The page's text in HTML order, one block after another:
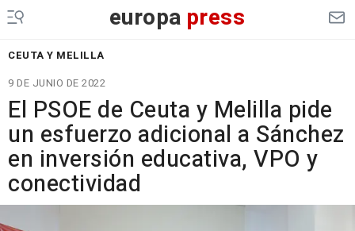
europa press
CEUTA Y MELILLA
9 DE JUNIO DE 2022
El PSOE de Ceuta y Melilla pide
un esfuerzo adicional a Sánchez
en inversión educativa, VPO y
conectividad